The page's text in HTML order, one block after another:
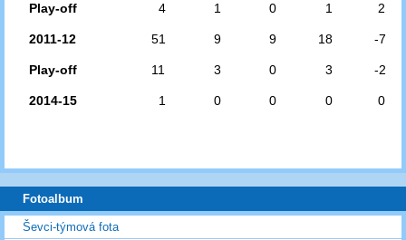
Play-off 4 1 0 1 2
2011-12 51 9 9 18 -7
Play-off 11 3 0 3 -2
2014-15 1 0 0 0 0
Fotoalbum
Ševci-týmová fota